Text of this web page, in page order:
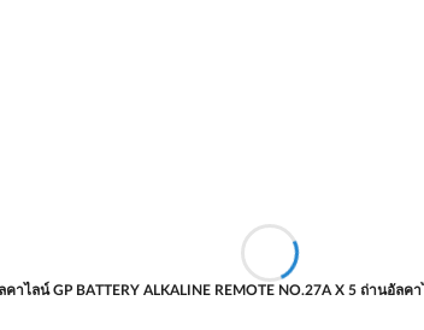
คาไลน์ GP BATTERY ALKALINE REMOTE NO.27A X 5 ถ่านอัล